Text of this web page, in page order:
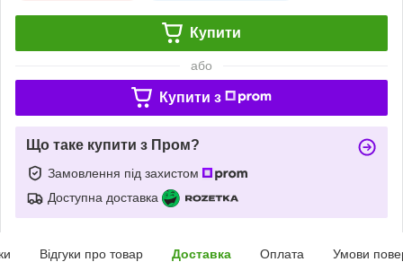
Купити
або
Купити з
Що таке купити з Пром?
Замовлення під захистом
Доступна доставка
Відгуки про товар Доставка Оплата Умови